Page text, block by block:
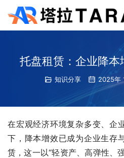
托盘租赁：企业降本
知识分享 2025年
在宏观经济环境复杂多变、企
下，降本增效已成为企业生存
赁，这一以“轻资产、高弹性、